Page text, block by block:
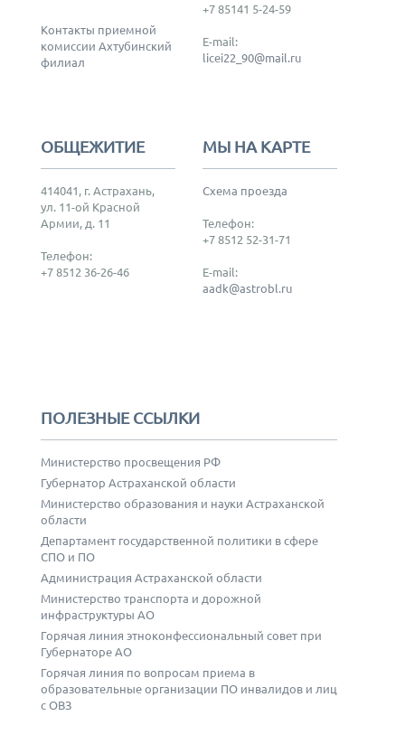
Контакты приемной
комиссии Ахтубинский
филиал
+7 85141 5-24-59
E-mail:
licei22_90@mail.ru
ОБЩЕЖИТИЕ
414041, г. Астрахань,
ул. 11-ой Красной
Армии, д. 11
Телефон:
+7 8512 36-26-46
МЫ НА КАРТЕ
Схема проезда
Телефон:
+7 8512 52-31-71
E-mail:
aadk@astrobl.ru
ПОЛЕЗНЫЕ ССЫЛКИ
Министерство просвещения РФ
Губернатор Астраханской области
Министерство образования и науки Астраханской
области
Департамент государственной политики в сфере
СПО и ПО
Администрация Астраханской области
Министерство транспорта и дорожной
инфраструктуры АО
Горячая линия этноконфессиональный совет при
Губернаторе АО
Горячая линия по вопросам приема в
образовательные организации ПО инвалидов и лиц
с ОВЗ